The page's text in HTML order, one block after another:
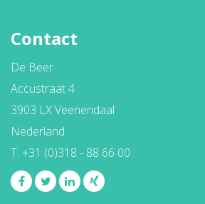
Contact
De Beer
Accustraat 4
3903 LX Veenendaal
Nederland
T. +31 (0)318 - 88 66 00